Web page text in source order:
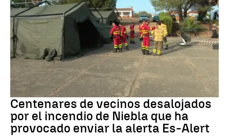
Incendio
Centenares de vecinos desalojados
por el incendio de Niebla que ha
provocado enviar la alerta Es-Alert